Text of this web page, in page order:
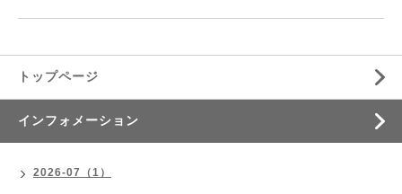
トップページ
インフォメーション
2026-07（1）